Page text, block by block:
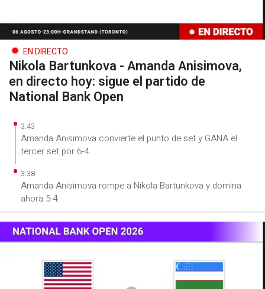
EN DIRECTO
Nikola Bartunkova - Amanda Anisimova,
en directo hoy: sigue el partido de
National Bank Open
3:43
Amanda Anisimova convierte el punto de set y GANA el
tercer set por 6-4.
3:38
Amanda Anisimova rompe a Nikola Bartunkova y domina
ahora 5-4.